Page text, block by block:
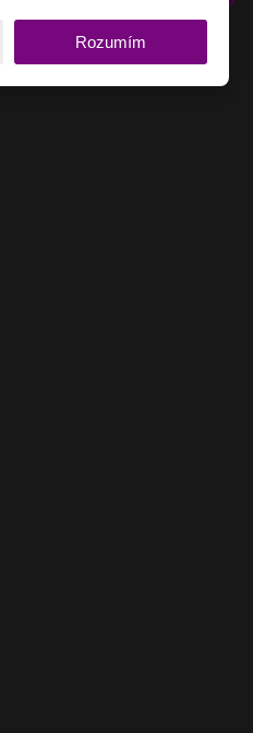
osobních údajů.
Rozumím